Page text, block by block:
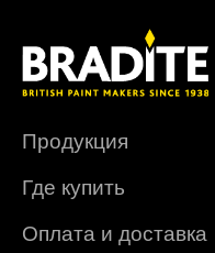
Продукция
Где купить
Оплата и доставка